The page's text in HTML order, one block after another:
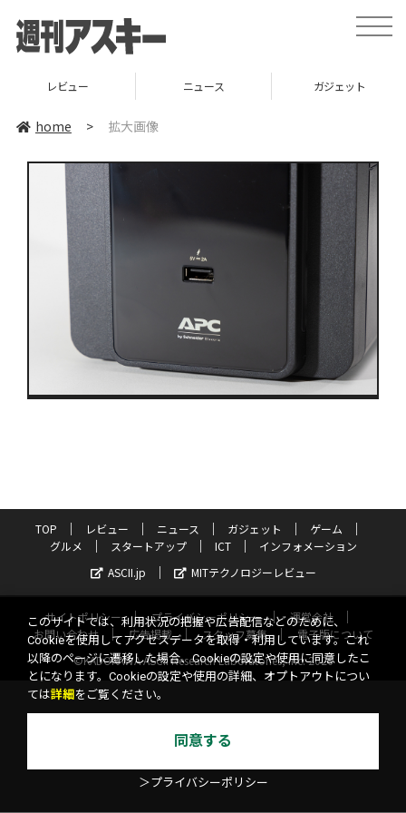
toggle
レビュー ニュース ガジェット
home > 拡大画像
TOP レビュー ニュース ガジェット
ゲーム
グルメ
スタートアップ ICT
インフォメーション
ASCII.jp
MITテクノロジーレビュー
サイトポリシー プライバシーポリシー
運営会社
お問い合わせ
広告掲載 スタッフ募集
電子版について
©KADOKAWA ASCII Research Laboratories, Inc. 2026
このサイトでは、利用状況の把握や広告配信などのために、
Cookieを使用してアクセスデータを取得・利用しています。これ
以降のページに遷移した場合、Cookieの設定や使用に同意したこ
とになります。Cookieの設定や使用の詳細、オプトアウトについ
ては詳細 をご覧ください。
同意する
＞プライバシーポリシー